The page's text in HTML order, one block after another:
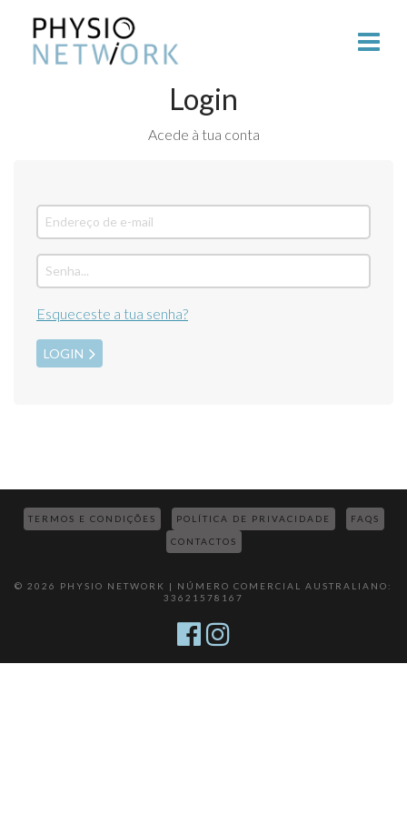
Login
Acede à tua conta
Esqueceste a tua senha?
LOGIN
TERMOS E CONDIÇÕES POLÍTICA DE PRIVACIDADE FAQS
CONTACTOS
© 2026 PHYSIO NETWORK | NÚMERO COMERCIAL AUSTRALIANO:
33621578167